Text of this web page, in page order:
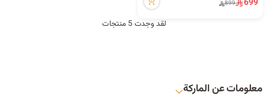
699
899
لقد وجدت 5 منتجات
معلومات عن الماركة